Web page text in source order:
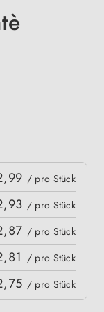
/ pro Stück
/ pro Stück
/ pro Stück
/ pro Stück
/ pro Stück